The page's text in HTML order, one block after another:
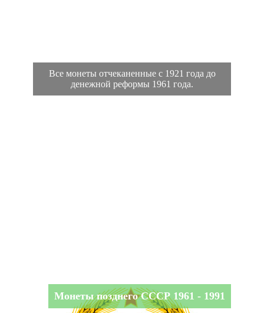
Все монеты отчеканенные с 1921 года до
денежной реформы 1961 года.
Монеты позднего СССР 1961 - 1991